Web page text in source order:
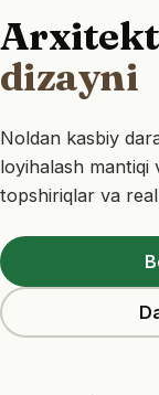
dizayni
Noldan kasbiy
loyihalash mantiqi
topshiriqlar va